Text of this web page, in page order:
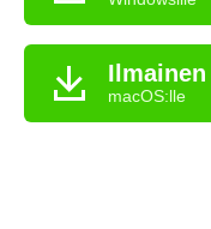
macOS:lle